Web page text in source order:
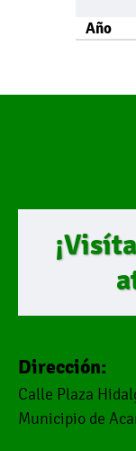
Año
Dirección:
Calle Plaza
Municipio de